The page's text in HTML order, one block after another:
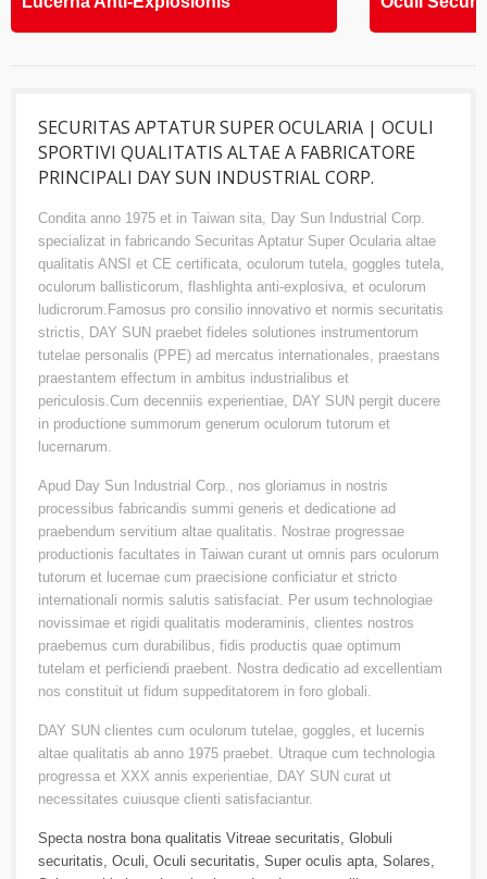
SECURITAS APTATUR SUPER OCULARIA | OCULI
SPORTIVI QUALITATIS ALTAE A FABRICATORE
PRINCIPALI DAY SUN INDUSTRIAL CORP.
Condita anno 1975 et in Taiwan sita, Day Sun Industrial Corp.
specializat in fabricando Securitas Aptatur Super Ocularia altae
qualitatis ANSI et CE certificata, oculorum tutela, goggles tutela,
oculorum ballisticorum, flashlighta anti-explosiva, et oculorum
ludicrorum.Famosus pro consilio innovativo et normis securitatis
strictis, DAY SUN praebet fideles solutiones instrumentorum
tutelae personalis (PPE) ad mercatus internationales, praestans
praestantem effectum in ambitus industrialibus et
periculosis.Cum decenniis experientiae, DAY SUN pergit ducere
in productione summorum generum oculorum tutorum et
lucernarum.
Apud Day Sun Industrial Corp., nos gloriamus in nostris
processibus fabricandis summi generis et dedicatione ad
praebendum servitium altae qualitatis. Nostrae progressae
productionis facultates in Taiwan curant ut omnis pars oculorum
tutorum et lucernae cum praecisione conficiatur et stricto
internationali normis salutis satisfaciat. Per usum technologiae
novissimae et rigidi qualitatis moderaminis, clientes nostros
praebemus cum durabilibus, fidis productis quae optimum
tutelam et perficiendi praebent. Nostra dedicatio ad excellentiam
nos constituit ut fidum suppeditatorem in foro globali.
DAY SUN clientes cum oculorum tutelae, goggles, et lucernis
altae qualitatis ab anno 1975 praebet. Utraque cum technologia
progressa et XXX annis experientiae, DAY SUN curat ut
necessitates cuiusque clienti satisfaciantur.
Specta nostra bona qualitatis Vitreae securitatis, Globuli
securitatis, Oculi, Oculi securitatis, Super oculis apta, Solares,